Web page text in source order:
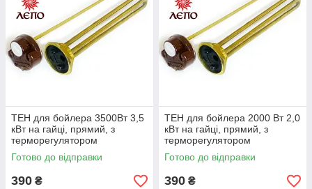
ТЕН для бойлера 3500Вт 3,5
кВт на гайці, прямий, з
терморегулятором
Готово до відправки
390 ₴
ТЕН для бойлера 2000 Вт 2,0
кВт на гайці, прямий, з
терморегулятором
Готово до відправки
390 ₴